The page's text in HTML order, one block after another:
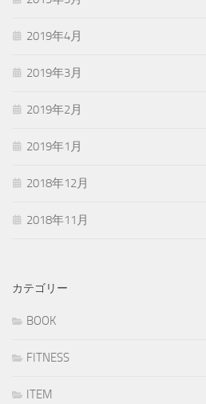
2019年4月
2019年3月
2019年2月
2019年1月
2018年12月
2018年11月
カテゴリー
BOOK
FITNESS
ITEM